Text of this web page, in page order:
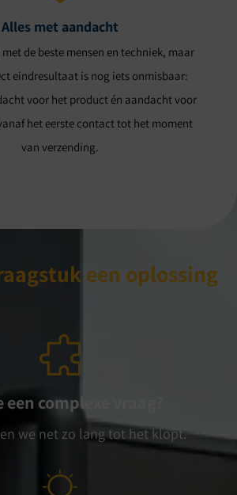
Alles met aandacht
de beste mensen en techniek, maar
eindresultaat is nog iets onmisbaar:
voor het product én aandacht voor
het eerste contact tot het moment
van verzending.
een oplossing
een complexe vraag?
we net zo lang tot het klopt.